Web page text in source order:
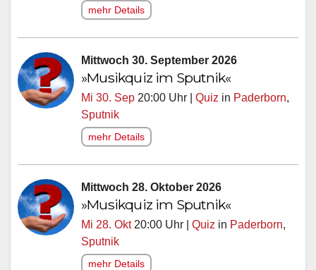
mehr Details
Mittwoch 30. September 2026
»Musikquiz im Sputnik«
Mi 30. Sep 20:00 Uhr | Quiz in Paderborn,
Sputnik
mehr Details
Mittwoch 28. Oktober 2026
»Musikquiz im Sputnik«
Mi 28. Okt20:00 Uhr | Quiz in Paderborn,
Sputnik
mehr Details